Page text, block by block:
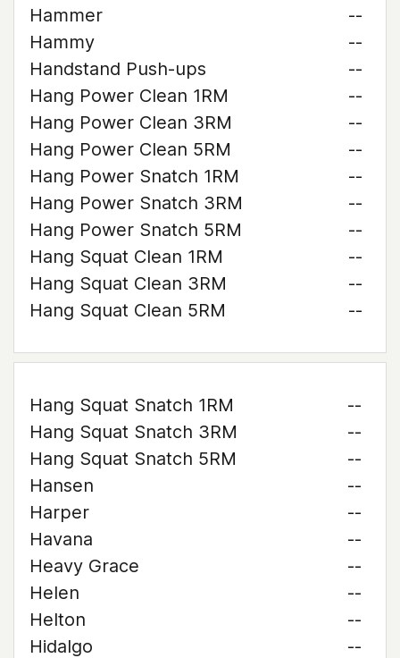
Hammer
--
Hammy
--
Handstand Push-ups
--
Hang Power Clean 1RM
--
Hang Power Clean 3RM
--
Hang Power Clean 5RM
--
Hang Power Snatch 1RM
--
Hang Power Snatch 3RM
--
Hang Power Snatch 5RM
--
Hang Squat Clean 1RM
--
Hang Squat Clean 3RM
--
Hang Squat Clean 5RM
--
Hang Squat Snatch 1RM
--
Hang Squat Snatch 3RM
--
Hang Squat Snatch 5RM
--
Hansen
--
Harper
--
Havana
--
Heavy Grace
--
Helen
--
Helton
--
Hidalgo
--